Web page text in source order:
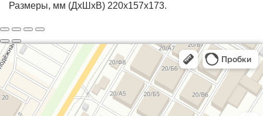
Размеры, мм (ДхШхВ) 220х157х173.